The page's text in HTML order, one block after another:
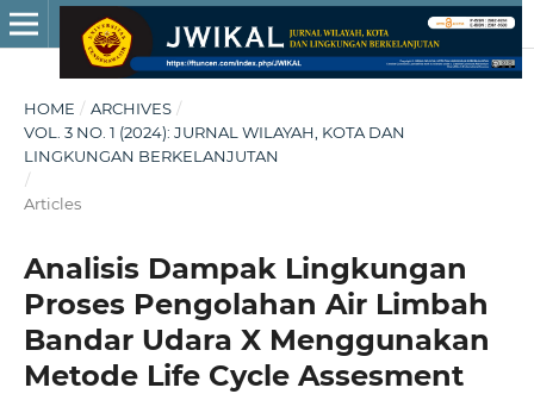
HOME / ARCHIVES /
VOL. 3 NO. 1 (2024): JURNAL WILAYAH, KOTA DAN
LINGKUNGAN BERKELANJUTAN
/
Articles
Analisis Dampak Lingkungan
Proses Pengolahan Air Limbah
Bandar Udara X Menggunakan
Metode Life Cycle Assesment